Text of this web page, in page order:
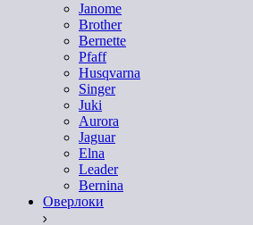
Janome
Brother
Bernette
Pfaff
Husqvarna
Singer
Juki
Aurora
Jaguar
Elna
Leader
Bernina
Оверлоки